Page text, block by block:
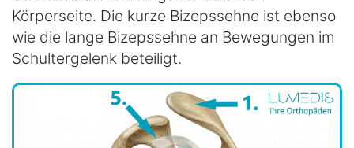
Körperseite. Die kurze Bizepssehne ist ebenso
wie die lange Bizepssehne an Bewegungen im
Schultergelenk beteiligt.